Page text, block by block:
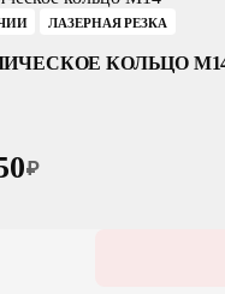
ЛАЗЕРНАЯ РЕЗКА
КОЛЬЦО
₽